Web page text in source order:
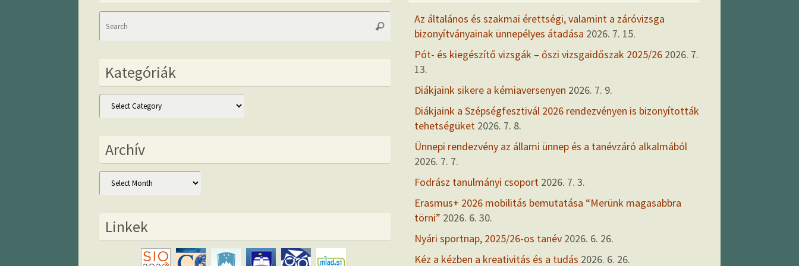
Search
Search
Kategóriák
Kategóriák
Archív
Archív
Linkek
Az általános és szakmai érettségi, valamint a záróvizsga
bizonyítványainak ünnepélyes átadása 2026. 7. 15.
Pót- és kiegészítő vizsgák – őszi vizsgaidőszak 2025/26 2026. 7.
13.
Diákjaink sikere a kémiaversenyen 2026. 7. 9.
Diákjaink a Szépségfesztivál 2026 rendezvényen is bizonyították
tehetségüket 2026. 7. 8.
Ünnepi rendezvény az állami ünnep és a tanévzáró alkalmából
2026. 7. 7.
Fodrász tanulmányi csoport 2026. 7. 3.
Erasmus+ 2026 mobilitás bemutatása “Merünk magasabbra
törni” 2026. 6. 30.
Nyári sportnap, 2025/26-os tanév 2026. 6. 26.
Kéz a kézben a kreativitás és a tudás 2026. 6. 26.